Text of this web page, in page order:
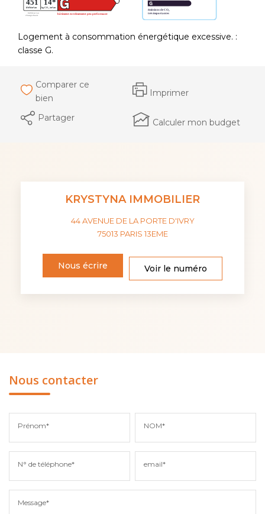
Logement à consommation énergétique excessive. :
classe G.
Comparer ce
bien
Imprimer
Partager Calculer mon budget
KRYSTYNA IMMOBILIER
44 AVENUE DE LA PORTE D'IVRY
75013 PARIS 13EME
Nous écrire Voir le numéro
Nous contacter
Prénom* NOM*
N° de téléphone* email*
Message*